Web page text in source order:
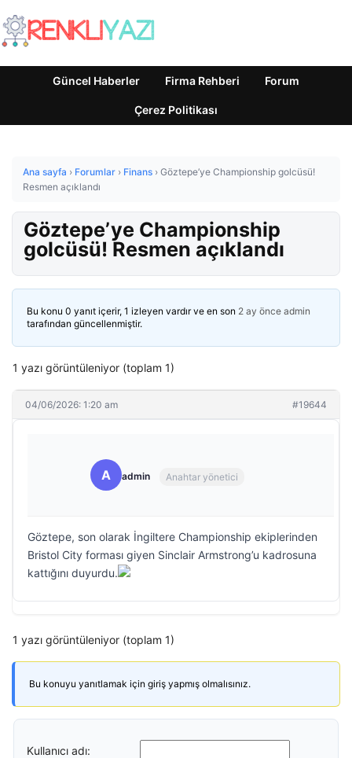
Güncel Haberler Firma Rehberi Forum
Çerez Politikası
Ana sayfa › Forumlar › Finans › Göztepe’ye Championship golcüsü!
Resmen açıklandı
Göztepe’ye Championship
golcüsü! Resmen açıklandı
Bu konu 0 yanıt içerir, 1 izleyen vardır ve en son 2 ay önce admin
tarafından güncellenmiştir.
1 yazı görüntüleniyor (toplam 1)
04/06/2026: 1:20 am #19644
A admin Anahtar yönetici
Göztepe, son olarak İngiltere Championship ekiplerinden
Bristol City forması giyen Sinclair Armstrong’u kadrosuna
kattığını duyurdu.
1 yazı görüntüleniyor (toplam 1)
Bu konuyu yanıtlamak için giriş yapmış olmalısınız.
Kullanıcı adı: